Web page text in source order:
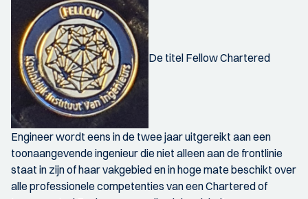
De titel Fellow Chartered
Engineer wordt eens in de twee jaar uitgereikt aan een
toonaangevende ingenieur die niet alleen aan de frontlinie
staat in zijn of haar vakgebied en in hoge mate beschikt over
alle professionele competenties van een Chartered of